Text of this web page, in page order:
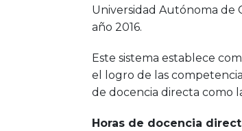
Universidad Autónoma de
año 2016.
Este sistema establece
el logro de las
de docencia directa como
Horas de docencia